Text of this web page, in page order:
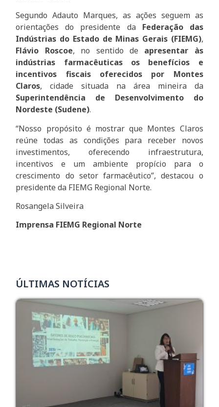
Segundo Adauto Marques, as ações seguem as
orientações do presidente da Federação das
Indústrias do Estado de Minas Gerais (FIEMG),
Flávio Roscoe, no sentido de apresentar às
indústrias farmacêuticas os benefícios e
incentivos fiscais oferecidos por Montes
Claros, cidade situada na área mineira da
Superintendência de Desenvolvimento do
Nordeste (Sudene).
“Nosso propósito é mostrar que Montes Claros
reúne todas as condições para receber novos
investimentos, oferecendo infraestrutura,
incentivos e um ambiente propício para o
crescimento do setor farmacêutico”, destacou o
presidente da FIEMG Regional Norte.
Rosangela Silveira
Imprensa FIEMG Regional Norte
ÚLTIMAS NOTÍCIAS